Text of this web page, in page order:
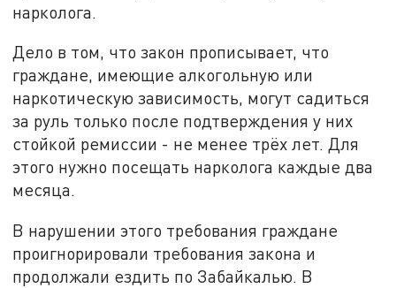
нарколога.
Дело в том, что закон прописывает, что
граждане, имеющие алкогольную или
наркотическую зависимость, могут садиться
за руль только после подтверждения у них
стойкой ремиссии - не менее трёх лет. Для
этого нужно посещать нарколога каждые два
месяца.
В нарушении этого требования граждане
проигнорировали требования закона и
продолжали ездить по Забайкалью. В